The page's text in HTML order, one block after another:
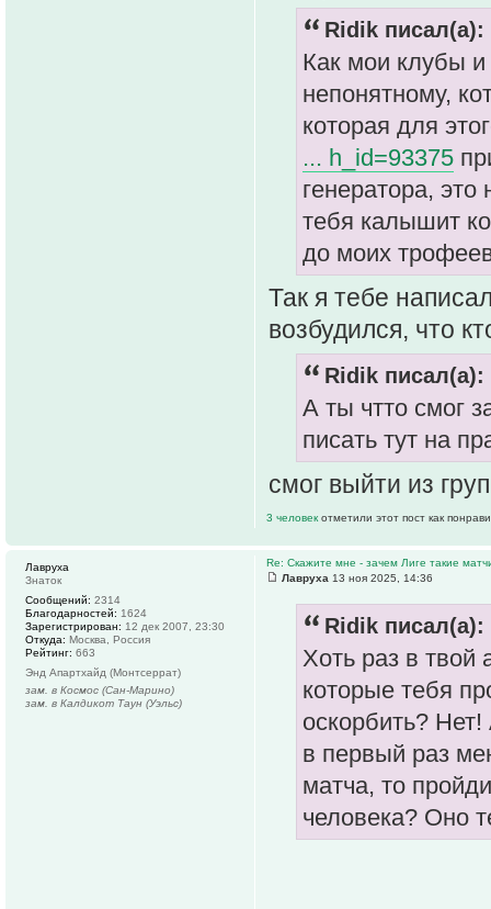
Ridik писал(а):
Как мои клубы и
непонятному,
которая для
... h_id=93375
генератора,
тебя калышит
до моих
Так я тебе
возбудился, что
Ridik писал(а):
А ты чтто смог
писать тут на
смог выйти из
3 человек отметили этот пост как
Re: Скажите мне - зачем Лиге такие
Лавруха 13 ноя 2025, 14:36
Ridik писал(а):
Хоть раз в твой
которые тебя
оскорбить?
в первый раз
матча, то
человека? Оно
Лавруха
Знаток
Сообщений: 2314
Благодарностей: 1624
Зарегистрирован: 12 дек 2007, 23:30
Откуда: Москва, Россия
Рейтинг: 663
Энд Апартхайд (Монтсеррат)
зам. в Космос (Сан-Марино)
зам. в Калдикот Таун (Уэльс)